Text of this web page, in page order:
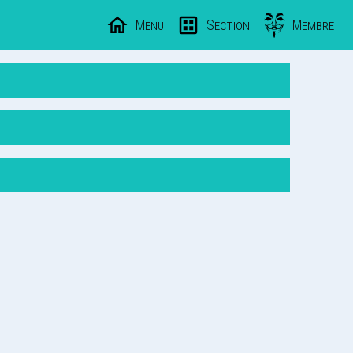
Menu Section Membre